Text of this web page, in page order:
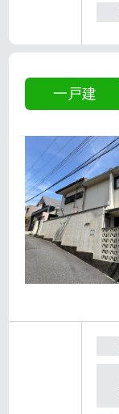
一戸建